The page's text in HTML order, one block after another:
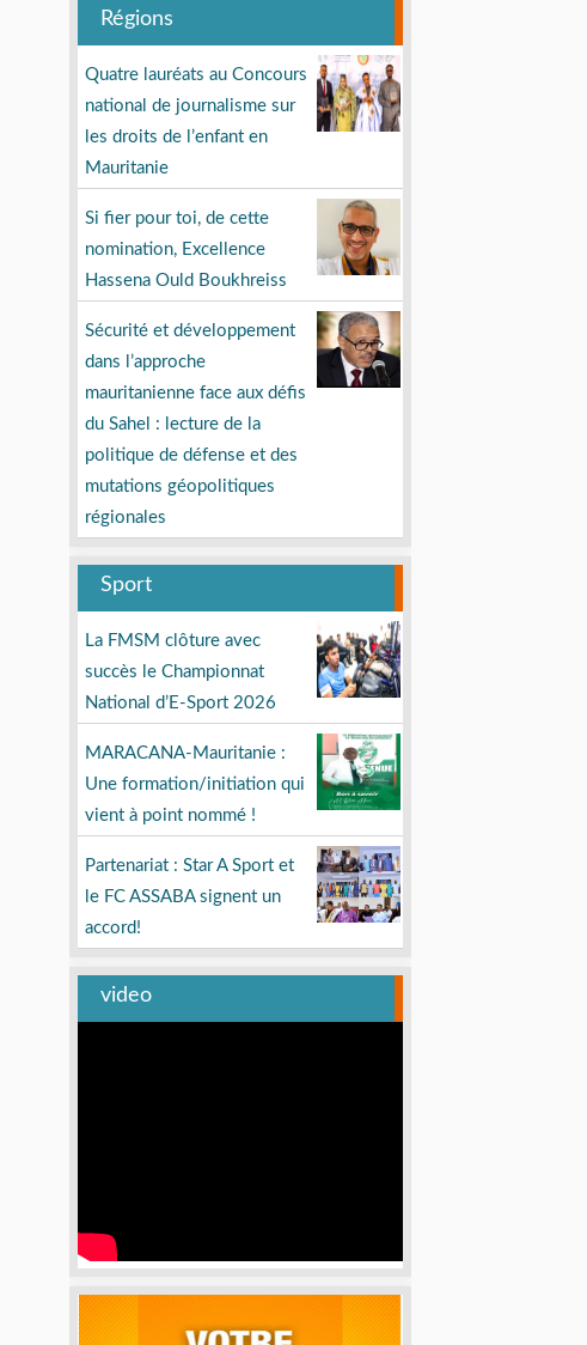
Régions
Quatre lauréats au Concours
national de journalisme sur
les droits de l’enfant en
Mauritanie
Si fier pour toi, de cette
nomination, Excellence
Hassena Ould Boukhreiss
Sécurité et développement
dans l’approche
mauritanienne face aux défis
du Sahel : lecture de la
politique de défense et des
mutations géopolitiques
régionales
Sport
La FMSM clôture avec
succès le Championnat
National d’E-Sport 2026
MARACANA-Mauritanie :
Une formation/initiation qui
vient à point nommé !
Partenariat : Star A Sport et
le FC ASSABA signent un
accord!
video